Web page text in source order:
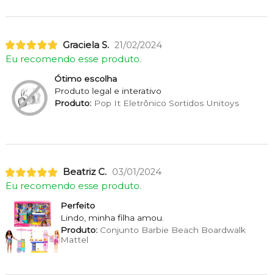
Graciela S. 21/02/2024
Eu recomendo esse produto.
Ótimo escolha
Produto legal e interativo
Produto:Pop It Eletrônico Sortidos Unitoys
Beatriz C. 03/01/2024
Eu recomendo esse produto.
Perfeito
Lindo, minha filha amou.
Produto:Conjunto Barbie Beach Boardwalk
Mattel